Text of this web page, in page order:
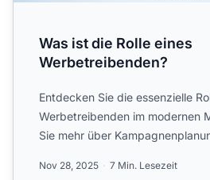
Was ist die Rolle eines
Werbetreibenden?
Entdecken Sie die essenzielle
Werbetreibenden im modernen
Sie mehr über
Nov 28, 2025 7 Min. Lesezeit